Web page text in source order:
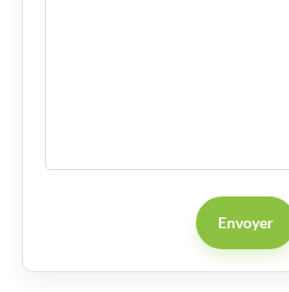
Envoyer